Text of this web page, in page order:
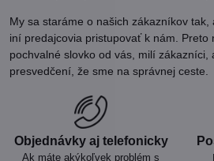
My sa staráme o našich zákazníkov tak,
iní predajcovia pristupovať k nám. Preto
pochvalné slovko od vás, milí zákazníci,
presvedčení, že sme na správnej ceste.
Objednávky aj telefonicky
Ak máte akýkoľvek problém s